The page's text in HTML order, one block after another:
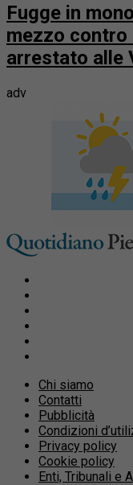
Fugge in
mezzo
arrestato alle
adv
Chi siamo
Contatti
Pubblicità
Condizioni
Privacy policy
Cookie policy
Enti, Tribunali e